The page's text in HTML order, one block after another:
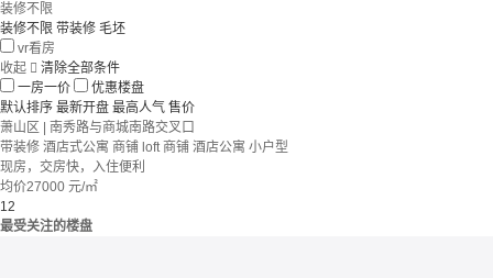
装修不限
装修不限 带装修 毛坯
vr看房
收起  清除全部条件
一房一价
优惠楼盘
默认排序 最新开盘 最高人气 售价
萧山区 | 南秀路与商城南路交叉口
带装修 酒店式公寓 商铺 loft 商铺 酒店公寓 小户型
现房，交房快，入住便利
均价27000 元/㎡
12
最受关注的楼盘